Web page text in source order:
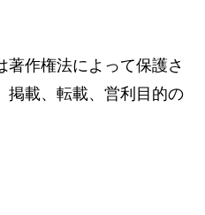
著作権法によって保護さ
掲載、転載、営利目的の